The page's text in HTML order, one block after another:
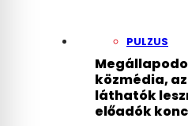
PULZUS
közmédia, az
láthatók
előadók